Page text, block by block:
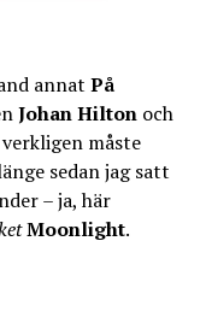
annat På
Johan Hiltonoch
måste
sedan jag satt
– ja, här
Moonlight.